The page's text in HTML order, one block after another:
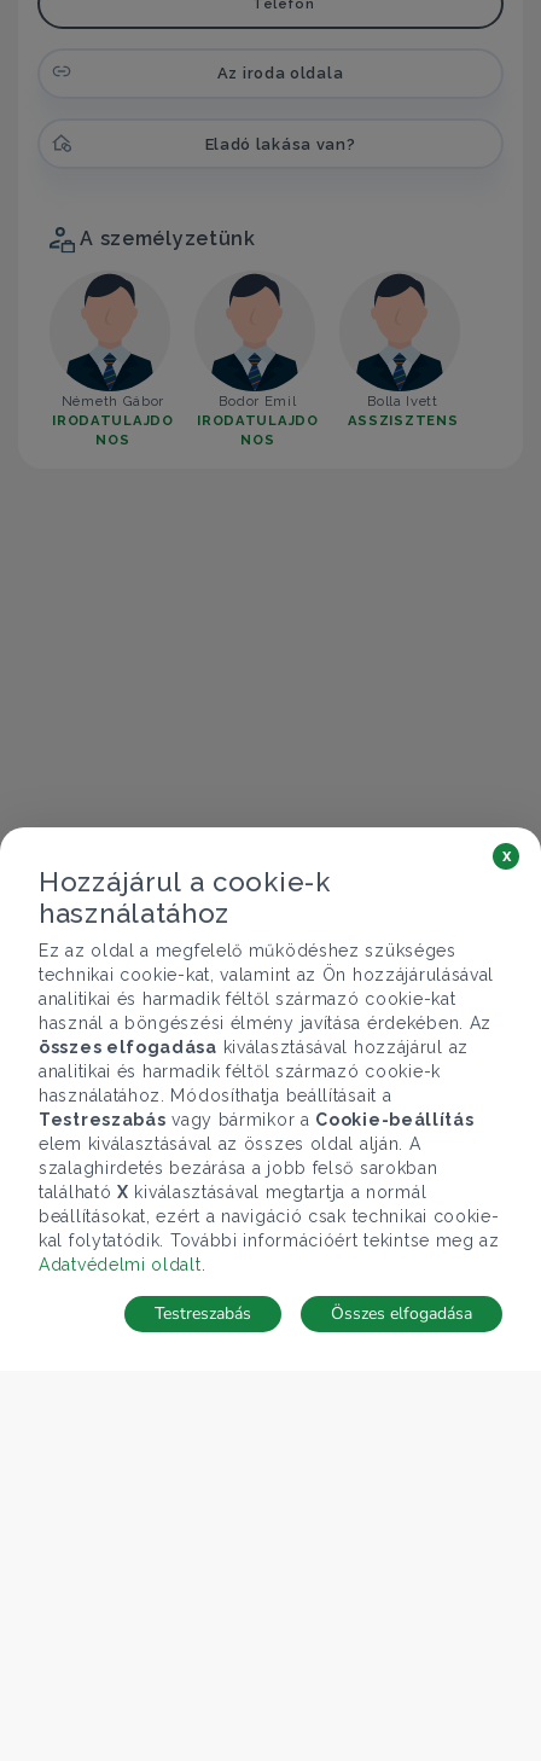
Telefon
Az iroda oldala
Eladó lakása van?
A személyzetünk
Németh Gábor
IRODATULAJDO
NOS
Bodor Emil
IRODATULAJDO
NOS
Bolla Ivett
ASSZISZTENS
Telefonhívás Kapcsolat
Hozzájárul a cookie-k
használatához
Ez az oldal a megfelelő működéshez szükséges
technikai cookie-kat, valamint az Ön hozzájárulásával
analitikai és harmadik féltől származó cookie-kat
használ a böngészési élmény javítása érdekében. Az
összes elfogadása kiválasztásával hozzájárul az
analitikai és harmadik féltől származó cookie-k
használatához. Módosíthatja beállításait a
Testreszabás vagy bármikor a Cookie-beállítás
elem kiválasztásával az összes oldal alján. A
szalaghirdetés bezárása a jobb felső sarokban
található X kiválasztásával megtartja a normál
beállításokat, ezért a navigáció csak technikai cookie-
kal folytatódik. További információért tekintse meg az
Adatvédelmi oldalt
x
Összes elfogadása
Testreszabás